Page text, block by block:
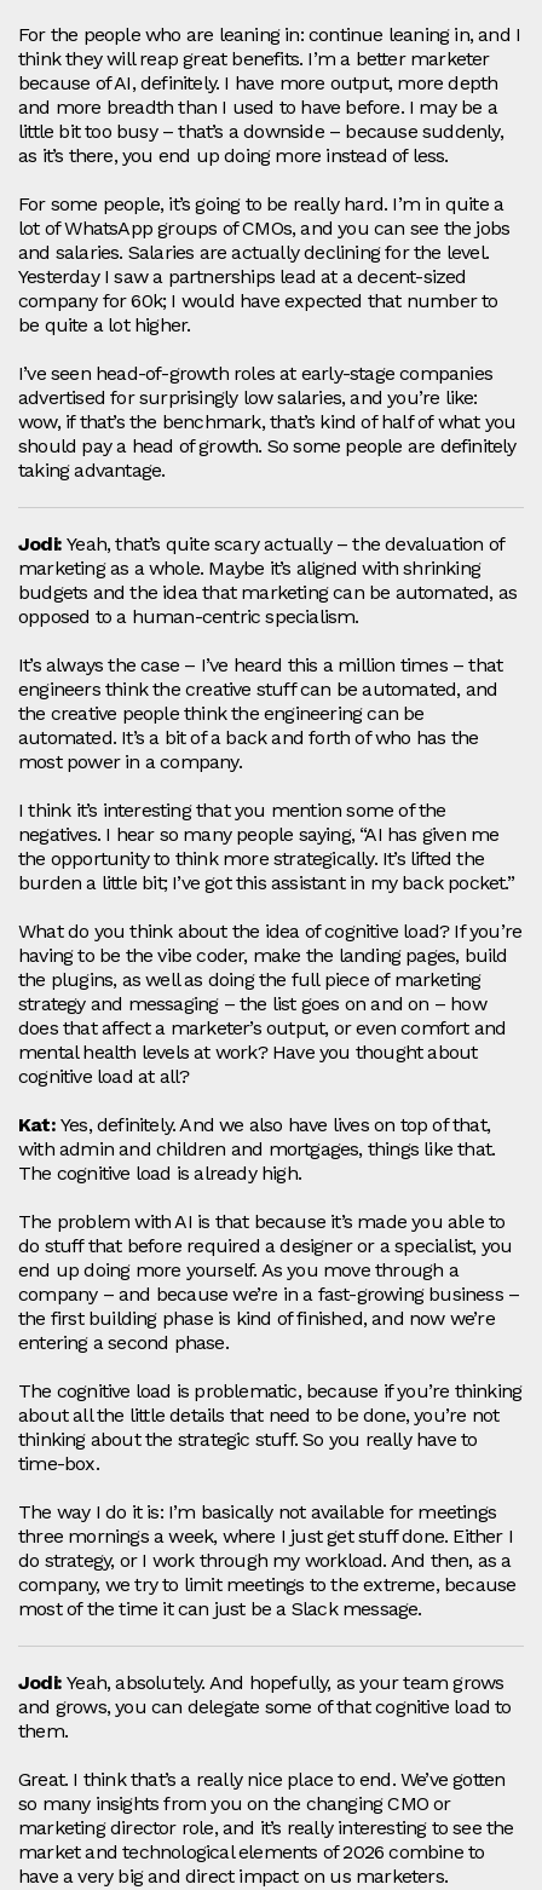
For the people who are leaning in: continue leaning in, and I
think they will reap great benefits. I’m a better marketer
because of AI, definitely. I have more output, more depth
and more breadth than I used to have before. I may be a
little bit too busy – that’s a downside – because suddenly,
as it’s there, you end up doing more instead of less.
For some people, it’s going to be really hard. I’m in quite a
lot of WhatsApp groups of CMOs, and you can see the jobs
and salaries. Salaries are actually declining for the level.
Yesterday I saw a partnerships lead at a decent‑sized
company for 60k; I would have expected that number to
be quite a lot higher.
I’ve seen head‑of‑growth roles at early‑stage companies
advertised for surprisingly low salaries, and you’re like:
wow, if that’s the benchmark, that’s kind of half of what you
should pay a head of growth. So some people are definitely
taking advantage.
Jodi: Yeah, that’s quite scary actually – the devaluation of
marketing as a whole. Maybe it’s aligned with shrinking
budgets and the idea that marketing can be automated, as
opposed to a human‑centric specialism.
It’s always the case – I’ve heard this a million times – that
engineers think the creative stuff can be automated, and
the creative people think the engineering can be
automated. It’s a bit of a back and forth of who has the
most power in a company.
I think it’s interesting that you mention some of the
negatives. I hear so many people saying, “AI has given me
the opportunity to think more strategically. It’s lifted the
burden a little bit; I’ve got this assistant in my back pocket.”
What do you think about the idea of cognitive load? If you’re
having to be the vibe coder, make the landing pages, build
the plugins, as well as doing the full piece of marketing
strategy and messaging – the list goes on and on – how
does that affect a marketer’s output, or even comfort and
mental health levels at work? Have you thought about
cognitive load at all?
Kat:Yes, definitely. And we also have lives on top of that,
with admin and children and mortgages, things like that.
The cognitive load is already high.
The problem with AI is that because it’s made you able to
do stuff that before required a designer or a specialist, you
end up doing more yourself. As you move through a
company – and because we’re in a fast‑growing business –
the first building phase is kind of finished, and now we’re
entering a second phase.
The cognitive load is problematic, because if you’re thinking
about all the little details that need to be done, you’re not
thinking about the strategic stuff. So you really have to
time‑box.
The way I do it is: I’m basically not available for meetings
three mornings a week, where I just get stuff done. Either I
do strategy, or I work through my workload. And then, as a
company, we try to limit meetings to the extreme, because
most of the time it can just be a Slack message.
Jodi: Yeah, absolutely. And hopefully, as your team grows
and grows, you can delegate some of that cognitive load to
them.
Great. I think that’s a really nice place to end. We’ve gotten
so many insights from you on the changing CMO or
marketing director role, and it’s really interesting to see the
market and technological elements of 2026 combine to
have a very big and direct impact on us marketers.